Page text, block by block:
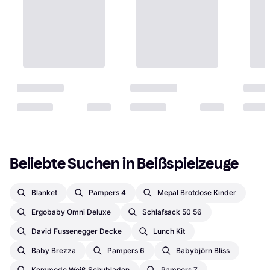
Beliebte Suchen in Beißspielzeuge
Blanket Pampers 4 Mepal Brotdose Kinder
Ergobaby Omni Deluxe Schlafsack 50 56
David Fussenegger Decke Lunch Kit
Baby Brezza Pampers 6 Babybjörn Bliss